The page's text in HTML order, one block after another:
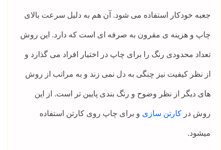
جعبه خودکار استفاده می شود. آن هم به دلیل سرعت بالای
چاپ و هزینه ی مقرون به صرفه ای است که دارد. این روش
تعداد محدودی رنگ را برای چاپ در اختیار افراد می گذارد و
از نظر کیفیت نیز چنگی به دل نمی زند و به مراتب از روش
های دیگر از نظر وضوح و رنگ بندی پایین تر است. از این
روش در کارتن سازی و برای چاپ روی کارتن استفاده
میشود.